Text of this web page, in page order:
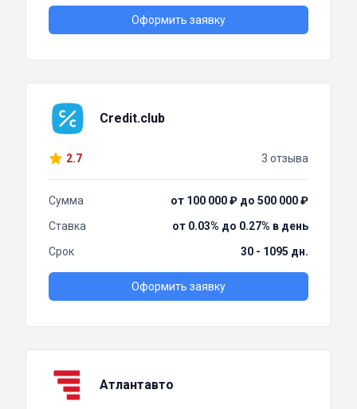
Оформить заявку
Credit.club
2.7 3 отзыва
Сумма
от 100 000 ₽ до 500 000 ₽
Ставка
от 0.03% до 0.27% в день
Срок
30 - 1095 дн.
Оформить заявку
Атлантавто